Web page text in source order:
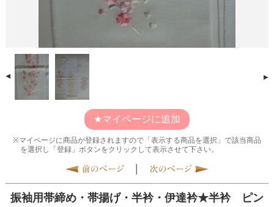
マイページに追加
マイページに商品が登録されますので「表示する商品を選択」で該当商品
を選択し「登録」ボタンをクリックして表示させて下さい。
|
振袖用帯締め・帯揚げ・半衿・伊達衿★半衿 ピン